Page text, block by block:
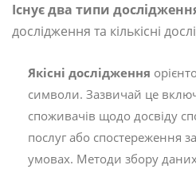
Існує два типи
дослідження та кількісні
Якісні дослідження
символи. Зазвичай це
споживачів щодо досвіду
послуг або спостереження
умовах. Методи збору